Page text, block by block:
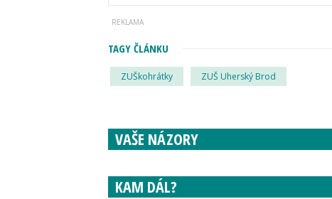
TAGY ČLÁNKU
ZUŠkohrátky ZUŠ Uherský Brod
VAŠE NÁZORY
KAM DÁL?